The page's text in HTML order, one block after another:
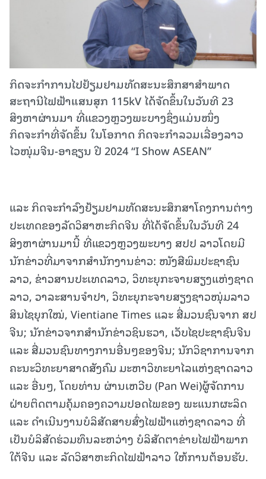
ກິດຈະກຳການໄປຢ້ຽມຢາມທັດສະນະສຶກສາສໍາພາດ
ສະຖານີໄຟຟ້າແສນສຸກ 115kV ໄດ້ຈັດຂຶ້ນໃນວັນທີ 23
ສິງຫາຜ່ານມາ ທີ່ແຂວງຫຼວງພະບາງຊຶ່ງແມ່ນໜຶ່ງ
ກິດຈະກຳທີ່ຈັດຂຶ້ນ ໃນໂອກາດ ກິດຈະກໍາລວມເລື່ອງລາວ
ໄວໜຸ່ມຈີນ-ອາຊຽນ ປີ 2024 “I Show ASEAN”
ແລະ ກິດຈະກໍາລົງຢ້ຽມຢາມທັດສະນະສຶກສາໂຄງການຕ່າງ
ປະເທດຂອງລັດວິສາຫະກິດຈີນ ທີ່ໄດ້ຈັດຂຶ້ນໃນວັນທີ 24
ສິງຫາຜ່ານມານີ້ ທີ່ແຂວງຫຼວງພະບາງ ສປປ ລາວໂດຍມີ
ນັກຂ່າວທີ່ມາຈາກສຳນັກງານຂ່າວ: ໜັງສືພິມປະຊາຊົນ
ລາວ, ຂ່າວສານປະເທດລາວ, ວິທະຍຸກະຈາຍສຽງແຫ່ງຊາດ
ລາວ, ວາລະສານຈຳປາ, ວິທະຍຸກະຈາຍສຽງຊາວໜຸ່ມລາວ
ສິນໄຊຍຸກໃໝ່, Vientiane Times ແລະ ສື່ມວນຊົນຈາກ ສປ
ຈີນ; ນັກຂ່າວຈາກສໍານັກຂ່າວຊິນຮວາ, ເວັບໄຊປະຊາຊົນຈີນ
ແລະ ສື່ມວນຊົນທາງການອື່ນໆຂອງຈີນ; ນັກວິຊາການຈາກ
ຄະນະວິທະຍາສາດສັງຄົມ ມະຫາວິທະຍາໄລແຫ່ງຊາດລາວ
ແລະ ອື່ນໆ, ໂດຍທ່ານ ຜ່ານເຫວີຍ (Pan Wei)ຜູ້ຈັດການ
ຝ່າຍຕິດຕາມຄຸ້ມຄອງຄວາມປອດໄພຂອງ ພະແນກຜະລິດ
ແລະ ດໍາເນີນງານບໍລິສັດສາຍສົ່ງໄຟຟ້າແຫ່ງຊາດລາວ ທີ່
ເປັນບໍລິສັດຮ່ວມທຶນລະຫວ່າງ ບໍລິສັດຕາຂ່າຍໄຟຟ້າພາກ
ໃຕ້ຈີນ ແລະ ລັດວິສາຫະກິດໄຟຟ້າລາວ ໃຫ້ການຕ້ອນຮັບ.